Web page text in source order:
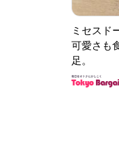
ミセスド
可愛さも
足。